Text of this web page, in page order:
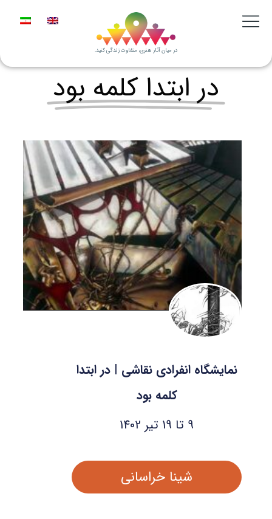
در میان آثار هنری، متفاوت زندگی کنید.
در ابتدا کلمه بود
نمایشگاه انفرادی نقاشی | در ابتدا
کلمه بود
9 تا 19 تیر 1402
شینا خراسانی